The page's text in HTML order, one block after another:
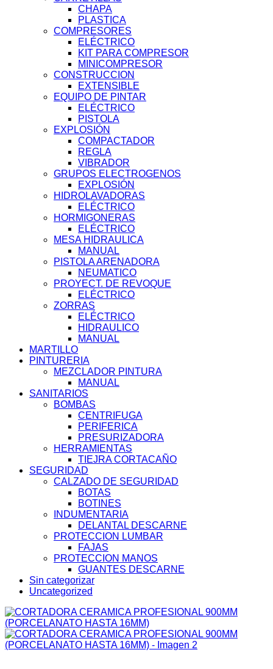
CHAPA
PLASTICA
COMPRESORES
ELÉCTRICO
KIT PARA COMPRESOR
MINICOMPRESOR
CONSTRUCCION
EXTENSIBLE
EQUIPO DE PINTAR
ELÉCTRICO
PISTOLA
EXPLOSIÓN
COMPACTADOR
REGLA
VIBRADOR
GRUPOS ELECTROGENOS
EXPLOSIÓN
HIDROLAVADORAS
ELÉCTRICO
HORMIGONERAS
ELÉCTRICO
MESA HIDRAULICA
MANUAL
PISTOLA ARENADORA
NEUMATICO
PROYECT. DE REVOQUE
ELÉCTRICO
ZORRAS
ELÉCTRICO
HIDRAULICO
MANUAL
MARTILLO
PINTURERIA
MEZCLADOR PINTURA
MANUAL
SANITARIOS
BOMBAS
CENTRIFUGA
PERIFERICA
PRESURIZADORA
HERRAMIENTAS
TIEJRA CORTACAÑO
SEGURIDAD
CALZADO DE SEGURIDAD
BOTAS
BOTINES
INDUMENTARIA
DELANTAL DESCARNE
PROTECCION LUMBAR
FAJAS
PROTECCION MANOS
GUANTES DESCARNE
Sin categorizar
Uncategorized